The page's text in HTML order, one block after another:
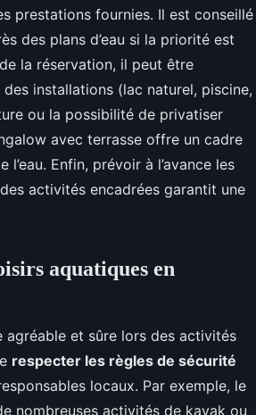
prestations fournies. Il est conseillé
des plans d’eau si la priorité est
la réservation, il peut être
installations (lac naturel, piscine,
ou la possibilité de privatiser
avec terrasse offre un cadre
Enfin, prévoir à l’avance les
activités encadrées garantit une
aquatiques en
agréable et sûre lors des activités
respecter les règles de sécurité
locaux. Par exemple, le
nombreuses activités de kayak ou